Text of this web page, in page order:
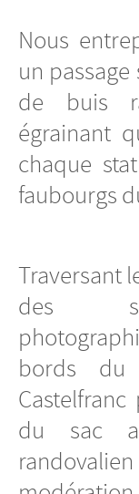
Nous
un
de buis
égrainant
chaque
faubourgs
Traversant
des
bords
du sac